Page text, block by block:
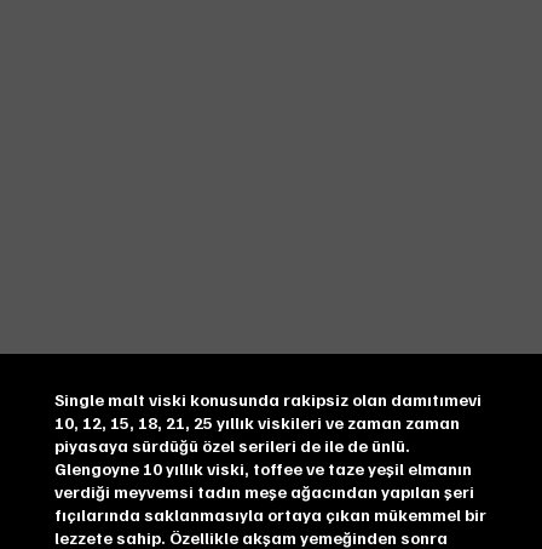
Single malt viski konusunda rakipsiz olan damıtımevi
10, 12, 15, 18, 21, 25 yıllık viskileri ve zaman zaman
piyasaya sürdüğü özel serileri de ile de ünlü.
Glengoyne 10 yıllık viski, toffee ve taze yeşil elmanın
verdiği meyvemsi tadın meşe ağacından yapılan şeri
fıçılarında saklanmasıyla ortaya çıkan mükemmel bir
lezzete sahip. Özellikle akşam yemeğinden sonra